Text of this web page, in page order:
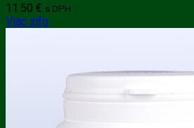
11.50 € s DPH
Viac info